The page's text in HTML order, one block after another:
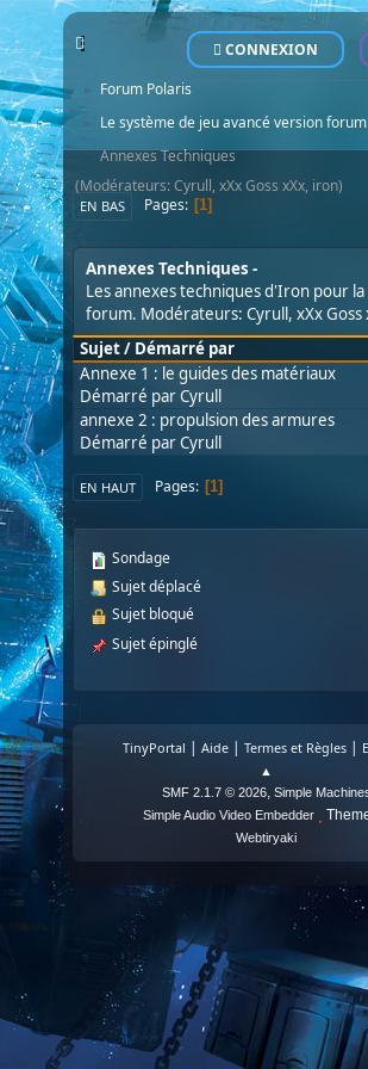
CONNEXION
POLARIS - Le Site Officiel - Official Website
Forum Polaris
Le système de jeu avancé version forum
Annexes Techniques
(Modérateurs:Cyrull, xXx Goss xXx, iron)
EN BAS Pages 1
Annexes Techniques
Les annexes techniques d'Iron pour
forum. Modérateurs: Cyrull, xXx Goss
Sujet/ Démarré par
Annexe 1 : le guides des matériaux
Démarré parCyrull
annexe 2 : propulsion des armures
Démarré parCyrull
EN HAUT Pages 1
Sondage
Sujet déplacé
Sujet bloqué
Sujet épinglé
TinyPortal |Aide |Termes et Règles |
▲
SMF 2.1.7 © 2026, Simple
Simple Audio Video Embedder
Webtiryaki